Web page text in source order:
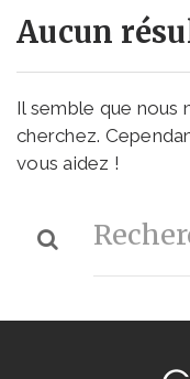
Aucun
Il semble que nous
cherchez.
vous aidez !